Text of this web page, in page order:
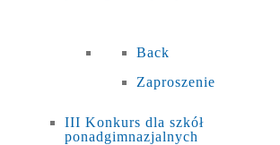
Back
Zaproszenie
III Konkurs dla szkół
ponadgimnazjalnych